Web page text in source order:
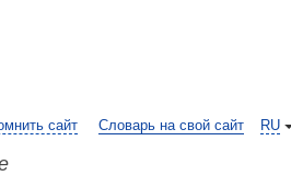
RU
сайт Словарь на свой сайт